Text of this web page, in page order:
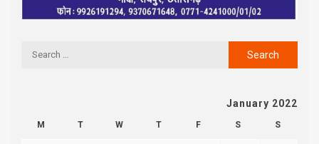
January 2022
M T W T F S S